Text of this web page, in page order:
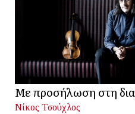
Με προσήλωση στη
Νίκος Τσούχλος